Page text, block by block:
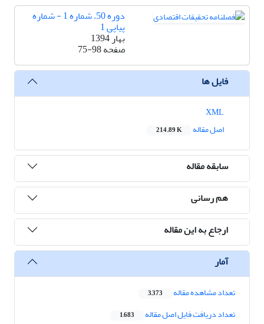
دوره 50، شماره 1 - شماره
پیاپی 1
بهار 1394
صفحه75-98
فایل ها
اصل مقاله
214.89 K
سابقه مقاله
هم رسانی
ارجاع به این مقاله
آمار
تعداد مشاهده مقاله 3,373
تعداد دریافت فایل اصل مقاله 1,683